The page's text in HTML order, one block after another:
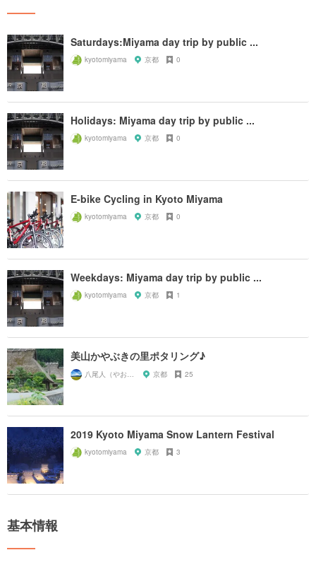
Saturdays:Miyama day trip by public ...
kyotomiyama 京都 0
Holidays: Miyama day trip by public ...
kyotomiyama 京都 0
E-bike Cycling in Kyoto Miyama
kyotomiyama 京都 0
Weekdays: Miyama day trip by public ...
kyotomiyama 京都 1
美山かやぶきの里ポタリング♪
京都 25
2019 Kyoto Miyama Snow Lantern Festival
kyotomiyama 京都 3
基本情報